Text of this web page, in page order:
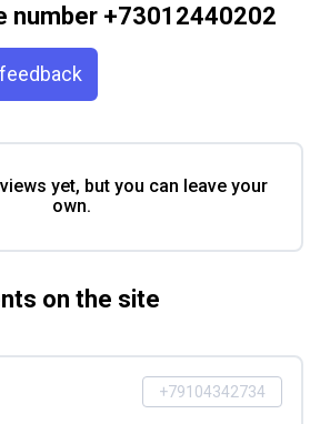
number +73012440202
yet, but you can leave your
own.
on the site
+79104342734